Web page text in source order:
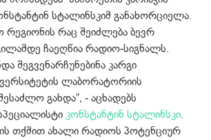
სტალინსკიმ განახორციელა.
რეგიონის რაც შეიძლება ბევრ
ჩაეღწია რადიო‐სიგნალს.
შეგვენარჩუნებინა კარგი
ლაბორატორიის
გახდა”, ‐ აცხადებს
კონსტანტინ სტალინსკი.
თქმით ახალი რადიოს პოტენციურ